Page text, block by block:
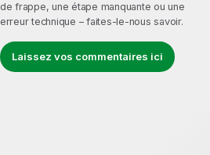
de frappe, une étape manquante ou une
erreur technique – faites-le-nous savoir.
Laissez vos commentaires ici